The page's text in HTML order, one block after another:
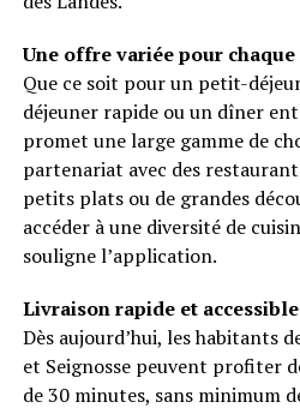
Une offre variée pour chaque
Que ce soit pour un petit-
déjeuner rapide ou un dîner
promet une large gamme de
partenariat avec des
petits plats ou de grandes
accéder à une diversité de
souligne l’application.
Livraison rapide et accessible
Dès aujourd’hui, les habitants
et Seignosse peuvent profiter
de 30 minutes, sans minimum